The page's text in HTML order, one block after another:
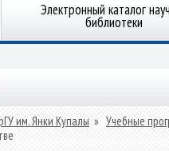
Электронный каталог
библиотеки
им. Янки Купалы » Учебные